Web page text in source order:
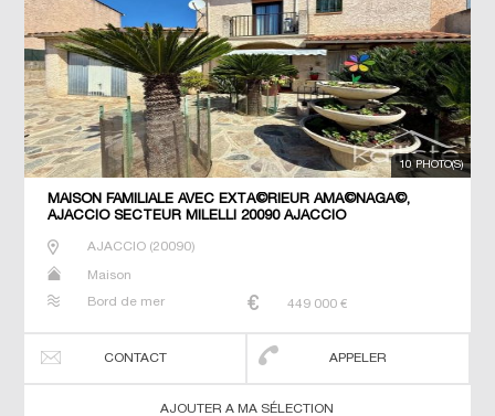
10 PHOTO(S)
MAISON FAMILIALE AVEC EXTÃ©RIEUR AMÃ©NAGÃ©,
AJACCIO SECTEUR MILELLI 20090 AJACCIO
AJACCIO(20090)
Maison
Bord de mer 449 000 €
CONTACT APPELER
AJOUTER A MA SÉLECTION